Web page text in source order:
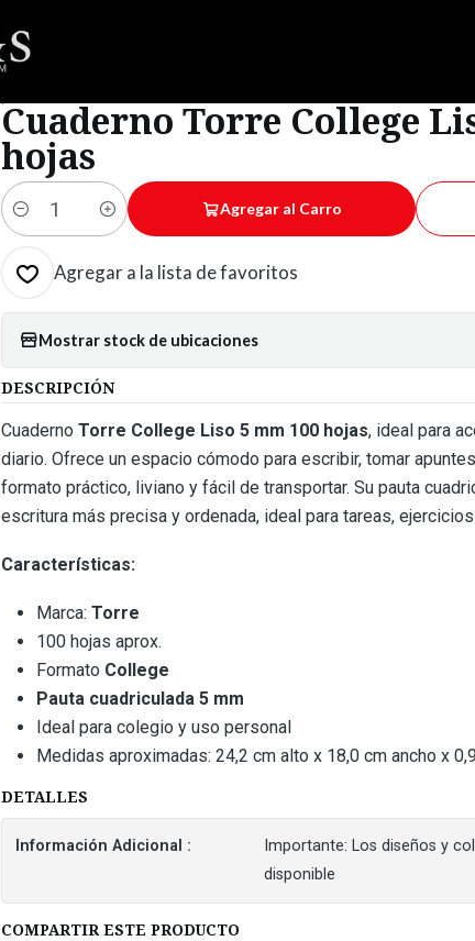
Cuaderno Torre College
hojas
Cantidad
Agregar al Carro
Agregar a la lista de favoritos
Mostrar stock de ubicaciones
DESCRIPCIÓN
Cuaderno Torre College Liso 5 mm 100 hojas, ideal para
diario. Ofrece un espacio cómodo para escribir, tomar
formato práctico, liviano y fácil de transportar. Su pauta
escritura más precisa y ordenada, ideal para tareas,
Características:
Marca: Torre
100 hojas aprox.
Formato College
Pauta cuadriculada 5 mm
Ideal para colegio y uso personal
Medidas aproximadas: 24,2 cm alto x 18,0 cm ancho x
DETALLES
Información Adicional :
Importante: Los diseños y
disponible
COMPARTIR ESTE PRODUCTO